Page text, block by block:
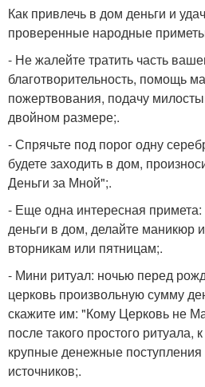
Как привлечь в дом деньги и
проверенные народные
- Не жалейте тратить часть
благотворительность, помощь
пожертвования, подачу
двойном размере;.
- Спрячьте под порог одну
будете заходить в дом,
Деньги за Мной";.
- Еще одна интересная примета:
деньги в дом, делайте маникюр и
вторникам или пятницам;.
- Мини ритуал: ночью перед
церковь произвольную сумму
скажите им: "Кому Церковь не
после такого простого ритуала,
крупные денежные
источников;.